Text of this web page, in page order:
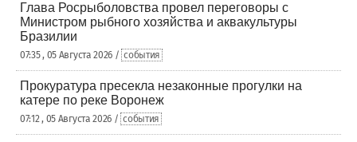
Глава Росрыболовства провел переговоры с
Министром рыбного хозяйства и аквакультуры
Бразилии
07:35 , 05 Августа 2026 / события
Прокуратура пресекла незаконные прогулки на
катере по реке Воронеж
07:12 , 05 Августа 2026 / события